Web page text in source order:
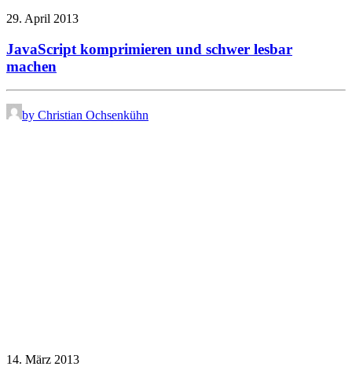
29. April 2013
JavaScript komprimieren und schwer lesbar
machen
by Christian Ochsenkühn
14. März 2013